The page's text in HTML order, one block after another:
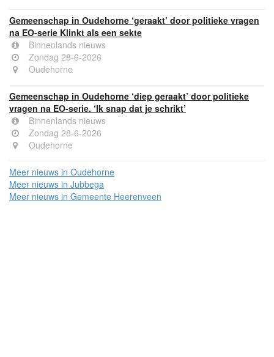
Gemeenschap in Oudehorne ‘geraakt’ door politieke vragen
na EO-serie Klinkt als een sekte
Binnenlands nieuws
Zondag 28-6-2026
Oudehorne
Gemeenschap in Oudehorne ‘diep geraakt’ door politieke
vragen na EO-serie. ‘Ik snap dat je schrikt’
Binnenlands nieuws
Zondag 28-6-2026
Oudehorne
Meer nieuws in Oudehorne
Meer nieuws in Jubbega
Meer nieuws in Gemeente Heerenveen